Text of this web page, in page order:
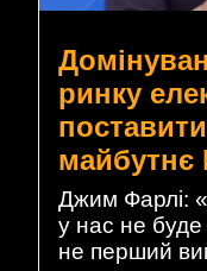
ринку
майбутнє
Джим Фарлі:
у нас не
не перший